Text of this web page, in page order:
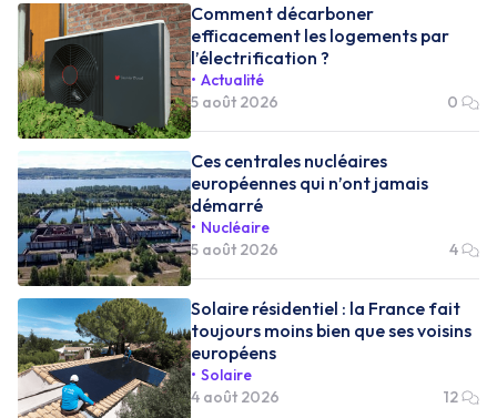
Comment décarboner
efficacement les logements par
l’électrification ?
Actualité
5 août 2026
0
Ces centrales nucléaires
européennes qui n’ont jamais
démarré
Nucléaire
5 août 2026
4
Solaire résidentiel : la France fait
toujours moins bien que ses voisins
européens
Solaire
4 août 2026
12